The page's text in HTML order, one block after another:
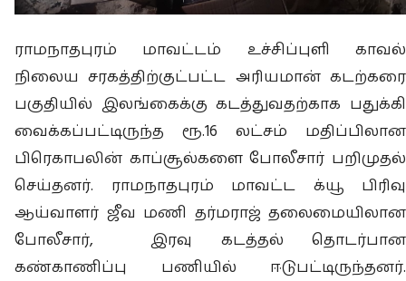
ராமநாதபுரம் மாவட்டம் உச்சிப்புளி காவல்
நிலைய சரகத்திற்குட்பட்ட அரியமான் கடற்கரை
பகுதியில் இலங்கைக்கு கடத்துவதற்காக பதுக்கி
வைக்கப்பட்டிருந்த ரூ.16 லட்சம் மதிப்பிலான
பிரெகாபலின் காப்சூல்களை போலீசார் பறிமுதல்
செய்தனர். ராமநாதபுரம் மாவட்ட க்யூ பிரிவு
ஆய்வாளர் ஜீவ மணி தர்மராஜ் தலைமையிலான
போலீசார், இரவு கடத்தல் தொடர்பான
கண்காணிப்பு பணியில் ஈடுபட்டிருந்தனர்.